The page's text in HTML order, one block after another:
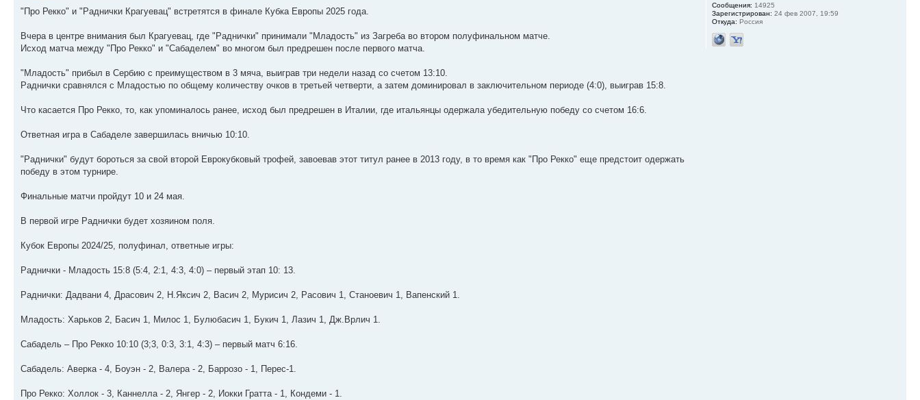
"Про Рекко" и "Раднички Крагуевац" встретятся в финале Кубка Европы 2025 года.
Вчера в центре внимания был Крагуевац, где "Раднички" принимали "Младость" из Загреба во втором полуфинальном матче.
Исход матча между "Про Рекко" и "Сабаделем" во многом был предрешен после первого матча.
"Младость" прибыл в Сербию с преимуществом в 3 мяча, выиграв три недели назад со счетом 13:10.
Раднички сравнялся с Младостью по общему количеству очков в третьей четверти, а затем доминировал в заключительном периоде (4:0), выиграв 15:8.
Что касается Про Рекко, то, как упоминалось ранее, исход был предрешен в Италии, где итальянцы одержала убедительную победу со счетом 16:6.
Ответная игра в Сабаделе завершилась вничью 10:10.
"Раднички" будут бороться за свой второй Еврокубковый трофей, завоевав этот титул ранее в 2013 году, в то время как "Про Рекко" еще предстоит одержать
победу в этом турнире.
Финальные матчи пройдут 10 и 24 мая.
В первой игре Раднички будет хозяином поля.
Кубок Европы 2024/25, полуфинал, ответные игры:
Раднички - Младость 15:8 (5:4, 2:1, 4:3, 4:0) – первый этап 10: 13.
Раднички: Дадвани 4, Драсович 2, Н.Яксич 2, Васич 2, Мурисич 2, Расович 1, Станоевич 1, Вапенский 1.
Младость: Харьков 2, Басич 1, Милос 1, Булюбасич 1, Букич 1, Лазич 1, Дж.Врлич 1.
Сабадель – Про Рекко 10:10 (3;3, 0:3, 3:1, 4:3) – первый матч 6:16.
Сабадель: Аверка - 4, Боуэн - 2, Валера - 2, Баррозо - 1, Перес-1.
Про Рекко: Холлок - 3, Каннелла - 2, Янгер - 2, Иокки Гратта - 1, Кондеми - 1.
Сообщения: 14925
Зарегистрирован: 24 фев 2007, 19:59
Откуда: Россия